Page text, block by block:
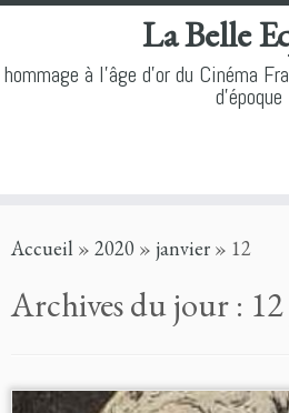
to
La Belle
hommage à l'âge d'or du Cinéma
d'époque
Accueil » 2020 » janvier » 12
Archives du jour :